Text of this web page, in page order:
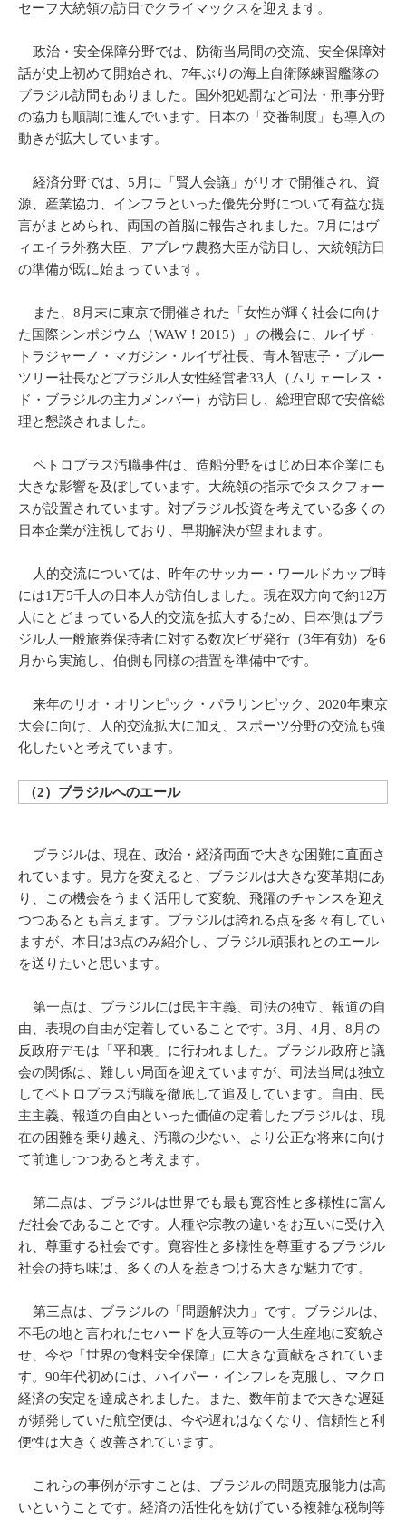
セーフ大統領の訪日でクライマックスを迎えます。
政治・安全保障分野では、防衛当局間の交流、安全保障対
話が史上初めて開始され、7年ぶりの海上自衛隊練習艦隊の
ブラジル訪問もありました。国外犯処罰など司法・刑事分野
の協力も順調に進んでいます。日本の「交番制度」も導入の
動きが拡大しています。
経済分野では、5月に「賢人会議」がリオで開催され、資
源、産業協力、インフラといった優先分野について有益な提
言がまとめられ、両国の首脳に報告されました。7月にはヴ
ィエイラ外務大臣、アブレウ農務大臣が訪日し、大統領訪日
の準備が既に始まっています。
また、8月末に東京で開催された「女性が輝く社会に向け
た国際シンポジウム（WAW！2015）」の機会に、ルイザ・
トラジャーノ・マガジン・ルイザ社長、青木智恵子・ブルー
ツリー社長などブラジル人女性経営者33人（ムリェーレス・
ド・ブラジルの主力メンバー）が訪日し、総理官邸で安倍総
理と懇談されました。
ペトロブラス汚職事件は、造船分野をはじめ日本企業にも
大きな影響を及ぼしています。大統領の指示でタスクフォー
スが設置されています。対ブラジル投資を考えている多くの
日本企業が注視しており、早期解決が望まれます。
人的交流については、昨年のサッカー・ワールドカップ時
には1万5千人の日本人が訪伯しました。現在双方向で約12万
人にとどまっている人的交流を拡大するため、日本側はブラ
ジル人一般旅券保持者に対する数次ビザ発行（3年有効）を6
月から実施し、伯側も同様の措置を準備中です。
来年のリオ・オリンピック・パラリンピック、2020年東京
大会に向け、人的交流拡大に加え、スポーツ分野の交流も強
化したいと考えています。
（2）ブラジルへのエール
ブラジルは、現在、政治・経済両面で大きな困難に直面さ
れています。見方を変えると、ブラジルは大きな変革期にあ
り、この機会をうまく活用して変貌、飛躍のチャンスを迎え
つつあるとも言えます。ブラジルは誇れる点を多々有してい
ますが、本日は3点のみ紹介し、ブラジル頑張れとのエール
を送りたいと思います。
第一点は、ブラジルには民主主義、司法の独立、報道の自
由、表現の自由が定着していることです。3月、4月、8月の
反政府デモは「平和裏」に行われました。ブラジル政府と議
会の関係は、難しい局面を迎えていますが、司法当局は独立
してペトロブラス汚職を徹底して追及しています。自由、民
主主義、報道の自由といった価値の定着したブラジルは、現
在の困難を乗り越え、汚職の少ない、より公正な将来に向け
て前進しつつあると考えます。
第二点は、ブラジルは世界でも最も寛容性と多様性に富ん
だ社会であることです。人種や宗教の違いをお互いに受け入
れ、尊重する社会です。寛容性と多様性を尊重するブラジル
社会の持ち味は、多くの人を惹きつける大きな魅力です。
第三点は、ブラジルの「問題解決力」です。ブラジルは、
不毛の地と言われたセハードを大豆等の一大生産地に変貌さ
せ、今や「世界の食料安全保障」に大きな貢献をされていま
す。90年代初めには、ハイパー・インフレを克服し、マクロ
経済の安定を達成されました。また、数年前まで大きな遅延
が頻発していた航空便は、今や遅れはなくなり、信頼性と利
便性は大きく改善されています。
これらの事例が示すことは、ブラジルの問題克服能力は高
いということです。経済の活性化を妨げている複雑な税制等